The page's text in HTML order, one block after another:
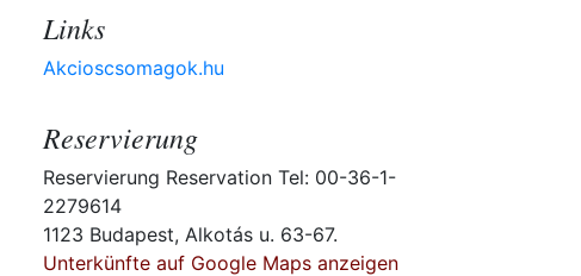
Links
Akcioscsomagok.hu
Reservierung
Reservierung Reservation Tel: 00-36-1-
2279614
1123 Budapest, Alkotás u. 63-67.
Unterkünfte auf Google Maps anzeigen